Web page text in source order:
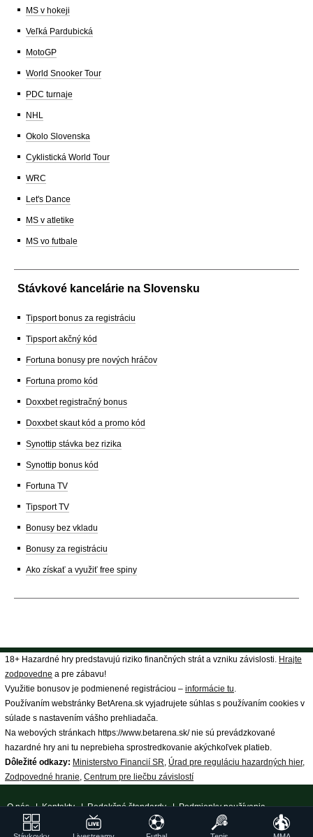
MS v hokeji
Veľká Pardubická
MotoGP
World Snooker Tour
PDC turnaje
NHL
Okolo Slovenska
Cyklistická World Tour
WRC
Let's Dance
MS v atletike
MS vo futbale
Stávkové kancelárie na Slovensku
Tipsport bonus za registráciu
Tipsport akčný kód
Fortuna bonusy pre nových hráčov
Fortuna promo kód
Doxxbet registračný bonus
Doxxbet skaut kód a promo kód
Synottip stávka bez rizika
Synottip bonus kód
Fortuna TV
Tipsport TV
Bonusy bez vkladu
Bonusy za registráciu
Ako získať a využiť free spiny
18+ Hazardné hry predstavujú riziko finančných strát a vzniku závislosti. Hrajte
zodpovedne a pre zábavu!
Využitie bonusov je podmienené registráciou – informácie tu.
Používaním webstránky BetArena.sk vyjadrujete súhlas s používaním cookies v
súlade s nastavením vášho prehliadača.
Na webových stránkach https://www.betarena.sk/ nie sú prevádzkované
hazardné hry ani tu neprebieha sprostredkovanie akýchkoľvek platieb.
Dôležité odkazy: Ministerstvo Financií SR, Úrad pre reguláciu hazardných hier,
Zodpovedné hranie, Centrum pre liečbu závislostí
O nás|Kontakty|Redakčné štandardy|Podmienky používania
Spracovanie osobných údajov 18+ Zodpovedné hranie